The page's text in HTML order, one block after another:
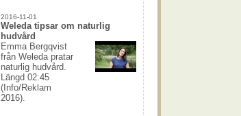
2016-11-01
Weleda tipsar om naturlig
hudvård
Emma Bergqvist
från Weleda pratar
naturlig hudvård.
Längd 02:45
(Info/Reklam
2016).